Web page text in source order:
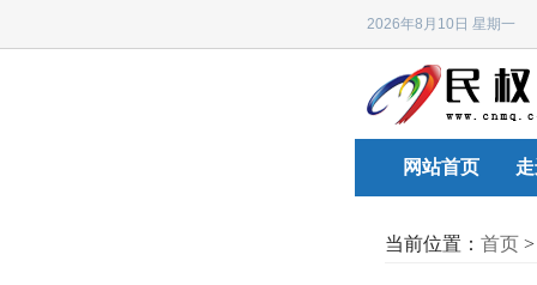
2026年8月10日 星期一
网站首页
当前位置： 首页